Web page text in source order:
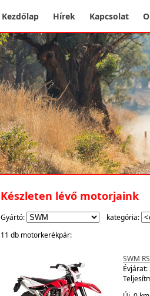
Kezdőlap Hírek Kapcsolat
Készleten lévő motorjaink
Gyártó:
kategória:
11 db motorkerékpár:
SWM
Évjárat: